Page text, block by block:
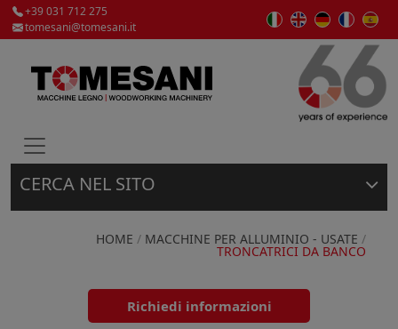
+39 031 712 275
tomesani@tomesani.it
CERCA NEL SITO
Macchine per la lavorazione del legno e materie
plastiche, nuove e usate delle migliori marche.
Nuovo
HOME / MACCHINE PER ALLUMINIO - USATE /
TRONCATRICI DA BANCO
Richiedi informazioni